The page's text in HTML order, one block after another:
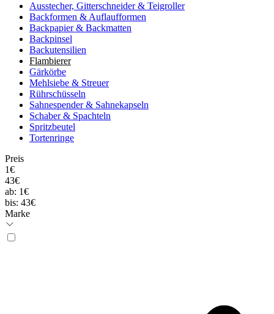
Ausstecher, Gitterschneider & Teigroller
Backformen & Auflaufformen
Backpapier & Backmatten
Backpinsel
Backutensilien
Flambierer
Gärkörbe
Mehlsiebe & Streuer
Rührschüsseln
Sahnespender & Sahnekapseln
Schaber & Spachteln
Spritzbeutel
Tortenringe
Preis
1€
43€
ab: 1€
bis: 43€
Marke